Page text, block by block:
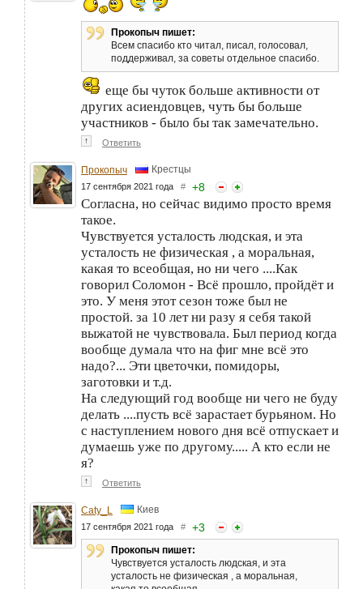
Прокопыч пишет:
Всем спасибо кто читал, писал, голосовал,
поддерживал, за советы отдельное спасибо.
еще бы чуток больше активности от
других асиендовцев, чуть бы больше
участников - было бы так замечательно.
↑ Ответить
Прокопыч Крестцы
17 сентября 2021 года # +8
Согласна, но сейчас видимо просто время
такое.
Чувствуется усталость людская, и эта
усталость не физическая , а моральная,
какая то всеобщая, но ни чего ....Как
говорил Соломон - Всё прошло, пройдёт и
это. У меня этот сезон тоже был не
простой. за 10 лет ни разу я себя такой
выжатой не чувствовала. Был период когда
вообще думала что на фиг мне всё это
надо?... Эти цветочки, помидоры,
заготовки и т.д.
На следующий год вообще ни чего не буду
делать ....пусть всё зарастает бурьяном. Но
с наступлением нового дня всё отпускает и
думаешь уже по другому..... А кто если не
я?
↑ Ответить
Caty_L Киев
17 сентября 2021 года # +3
Прокопыч пишет:
Чувствуется усталость людская, и эта
усталость не физическая , а моральная,